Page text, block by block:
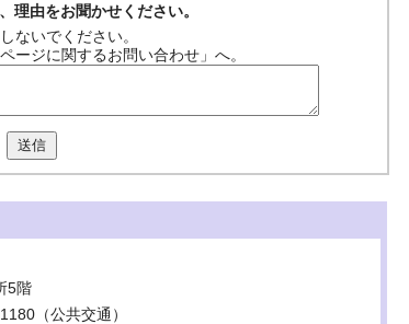
理由をお聞かせください。
ないでください。
ージに関するお問い合わせ」へ。
送信
5階
（公共交通）